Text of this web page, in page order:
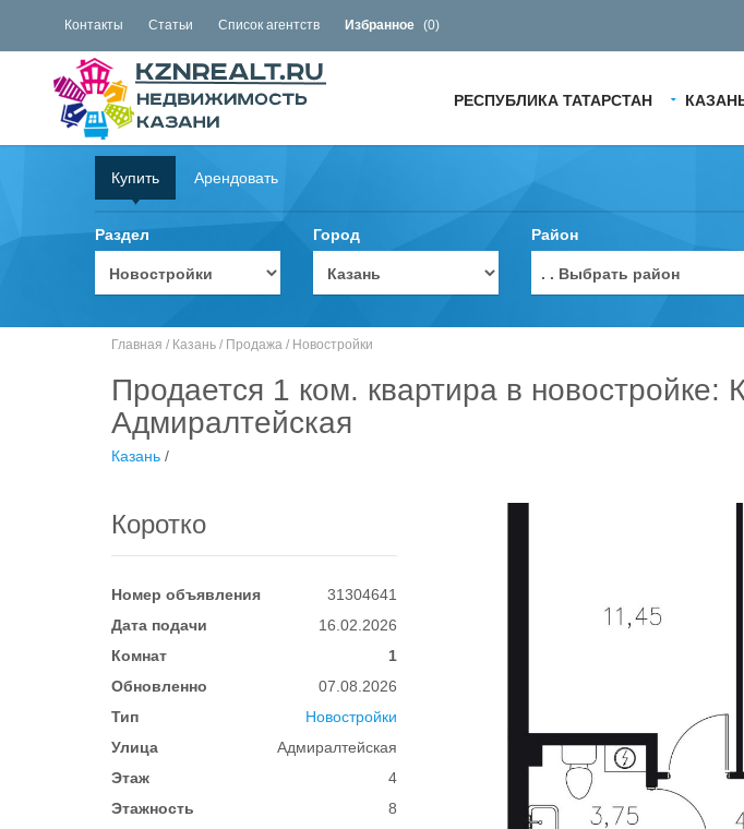
Контакты Статьи Список агентств Избранное (0)
РЕСПУБЛИКА ТАТАРСТАН
Купить Арендовать
Раздел Город Район
. . Выбрать район
Главная / Казань / Продажа / Новостройки
Продается 1 ком. квартира в новостройке:
Адмиралтейская
Казань /
Коротко
Номер объявления
31304641
Дата подачи
16.02.2026
Комнат
1
Обновленно
07.08.2026
Тип
Новостройки
Улица
Адмиралтейская
Этаж
4
Этажность
8